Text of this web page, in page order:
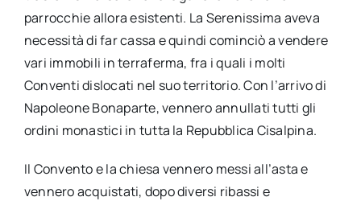
parrocchie allora esistenti. La Serenissima aveva
necessità di far cassa e quindi cominciò a vendere
vari immobili in terraferma, fra i quali i molti
Conventi dislocati nel suo territorio. Con l’arrivo di
Napoleone Bonaparte, vennero annullati tutti gli
ordini monastici in tutta la Repubblica Cisalpina.
Il Convento e la chiesa vennero messi all’asta e
vennero acquistati, dopo diversi ribassi e